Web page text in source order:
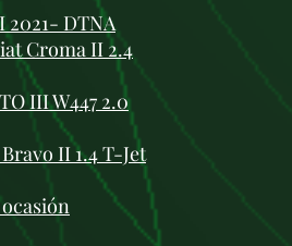
2021- DTNA
Croma II 2.4
III W447 2.0
II 1.4 T-Jet